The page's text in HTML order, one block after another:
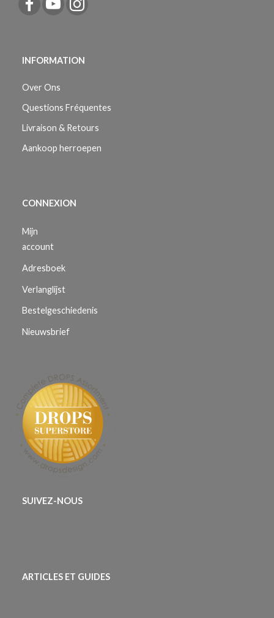
INFORMATION
Over Ons
Questions Fréquentes
Livraison & Retours
Aankoop herroepen
CONNEXION
Mijn
account
Adresboek
Verlanglijst
Bestelgeschiedenis
Nieuwsbrief
SUIVEZ-NOUS
ARTICLES ET GUIDES